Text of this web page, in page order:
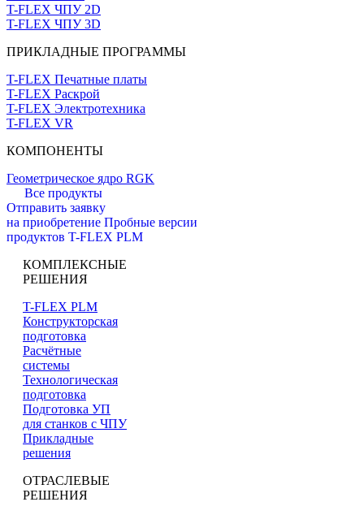
T-FLEX ЧПУ 2D
T-FLEX ЧПУ 3D
ПРИКЛАДНЫЕ ПРОГРАММЫ
T-FLEX Печатные платы
T-FLEX Раскрой
T-FLEX Электротехника
T-FLEX VR
КОМПОНЕНТЫ
Геометрическое ядро RGK
Все продукты
Отправить заявку
на приобретение Пробные версии
продуктов T-FLEX PLM
КОМПЛЕКСНЫЕ
РЕШЕНИЯ
T-FLEX PLM
Конструкторская
подготовка
Расчётные
системы
Технологическая
подготовка
Подготовка УП
для станков с ЧПУ
Прикладные
решения
ОТРАСЛЕВЫЕ
РЕШЕНИЯ